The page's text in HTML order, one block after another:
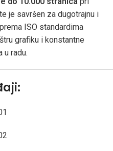
je savršen za dugotrajnu i
ISO standardima
grafiku i konstantne
u radu.